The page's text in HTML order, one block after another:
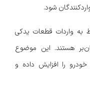
شود.
به واردات قطعات یدکی
هستند. این موضوع
خودرو را افزایش داده و